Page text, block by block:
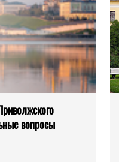
вопросы